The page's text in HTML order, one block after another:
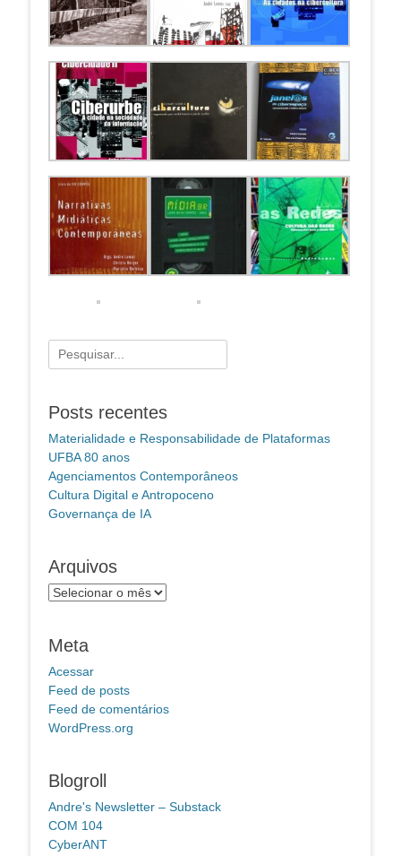
Pesquisar
por:
Posts recentes
Materialidade e Responsabilidade de Plataformas
UFBA 80 anos
Agenciamentos Contemporâneos
Cultura Digital e Antropoceno
Governança de IA
Arquivos
Arquivos
Meta
Acessar
Feed de posts
Feed de comentários
WordPress.org
Blogroll
Andre's Newsletter – Substack
COM 104
CyberANT